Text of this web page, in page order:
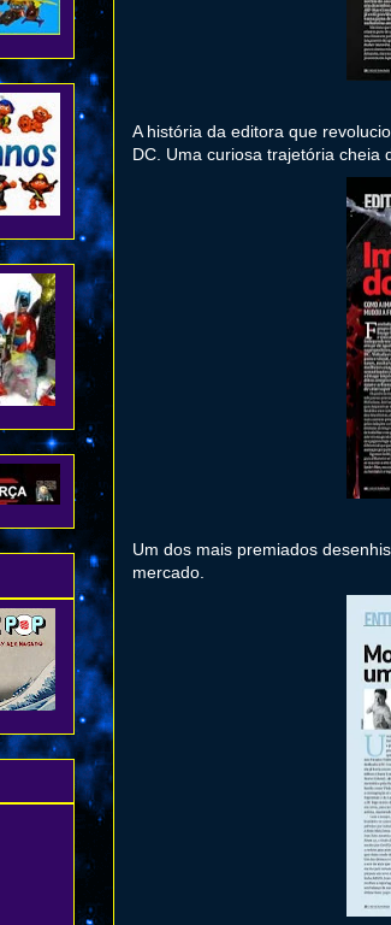
A história da editora que
DC. Uma curiosa trajetória cheia
Um dos mais premiados
mercado.